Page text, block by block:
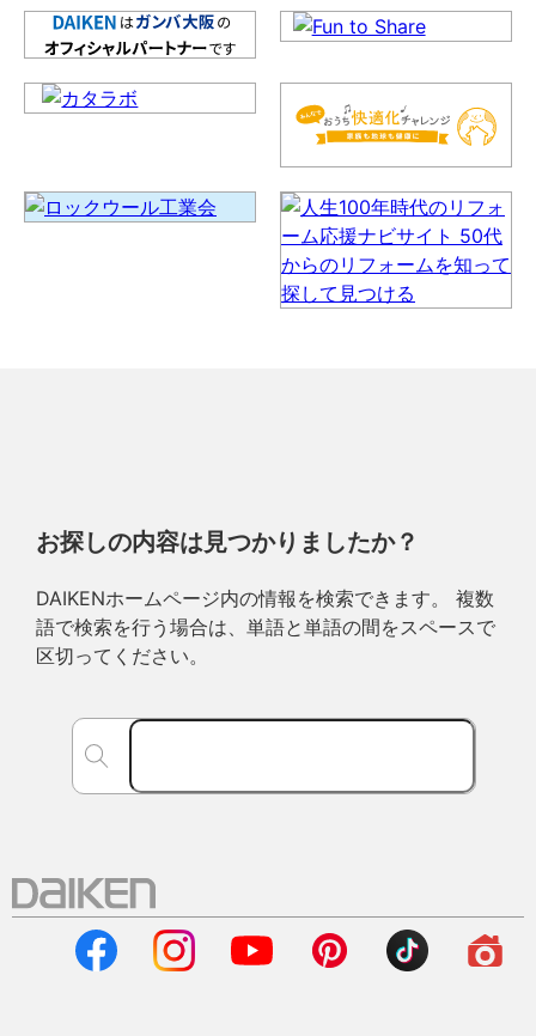
お探しの内容は見つかりましたか？
DAIKENホームページ内の情報を検索できます。 複数
語で検索を行う場合は、単語と単語の間をスペースで
区切ってください。